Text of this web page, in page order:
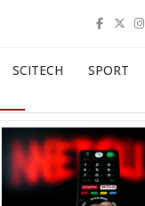
SCITECH SPORT